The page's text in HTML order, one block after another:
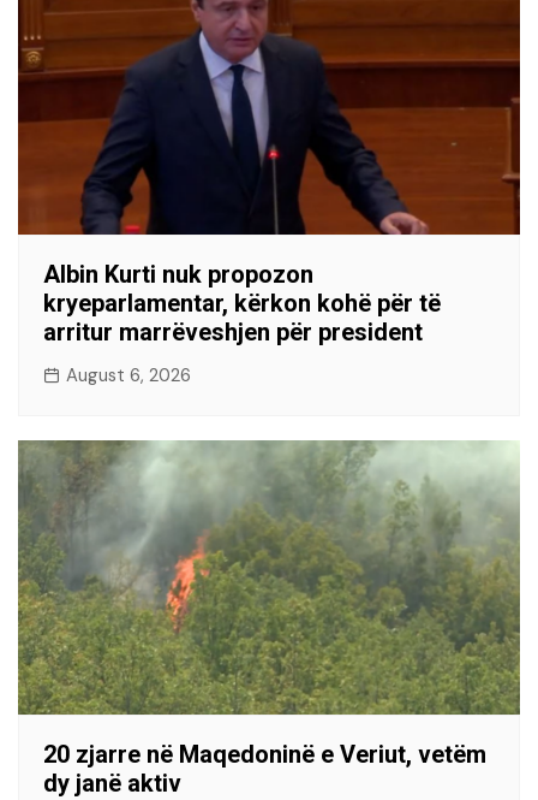
Albin Kurti nuk propozon
kryeparlamentar, kërkon kohë për të
arritur marrëveshjen për president
August 6, 2026
20 zjarre në Maqedoninë e Veriut, vetëm
dy janë aktiv